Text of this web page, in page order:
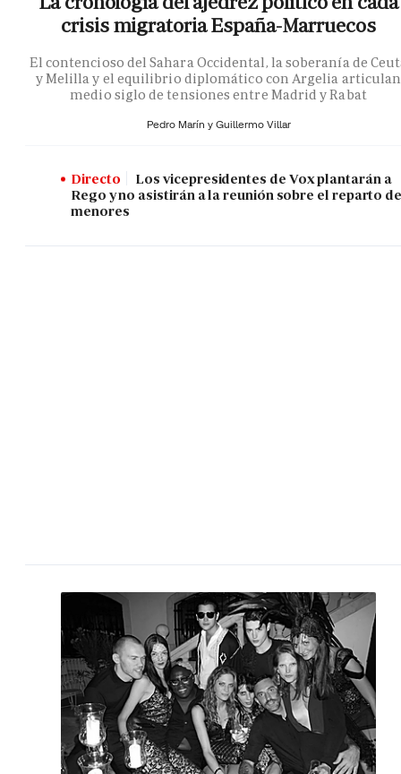
crisis migratoria España-Marruecos
El contencioso del Sahara Occidental, la soberanía de
y Melilla y el equilibrio diplomático con Argelia articulan
medio siglo de tensiones entre Madrid y Rabat
Pedro Marín y Guillermo Villar
Directo
Los vicepresidentes de Vox plantarán a
Rego y no asistirán a la reunión sobre el reparto
menores